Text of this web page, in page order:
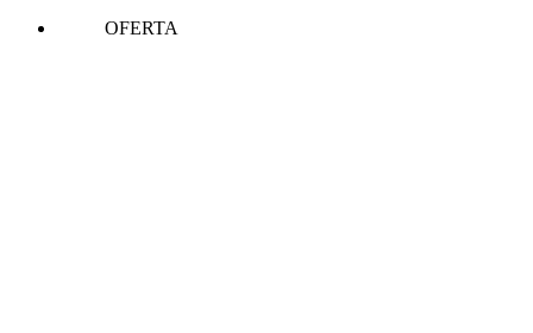
OFERTA